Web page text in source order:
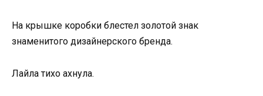
На крышке коробки блестел золотой знак
знаменитого дизайнерского бренда.
Лайла тихо ахнула.